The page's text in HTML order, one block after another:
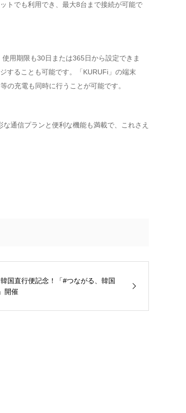
トでも利用でき、最大8台まで接続が可能で
用期限も30日または365日から設定できま
することも可能です。「KURUFi」の端末
の充電も同時に行うことが可能です。
通信プランと便利な機能も満載で、これさえ
国直行便記念！「#つながる、韓国
開催